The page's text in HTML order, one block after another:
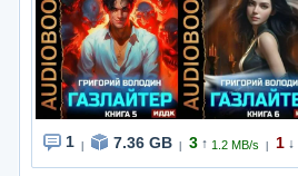
1 7.36 GB 3 ↑ 1.2 MB/s 1 ↓